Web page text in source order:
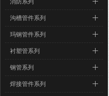
消防系列
沟槽管件系列
玛钢管件系列
衬塑管系列
钢管系列
焊接管件系列